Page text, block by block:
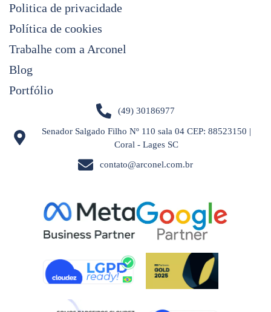
Politica de privacidade
Política de cookies
Trabalhe com a Arconel
Blog
Portfólio
(49) 30186977
Senador Salgado Filho Nº 110 sala 04 CEP: 88523150 |
Coral - Lages SC
contato@arconel.com.br